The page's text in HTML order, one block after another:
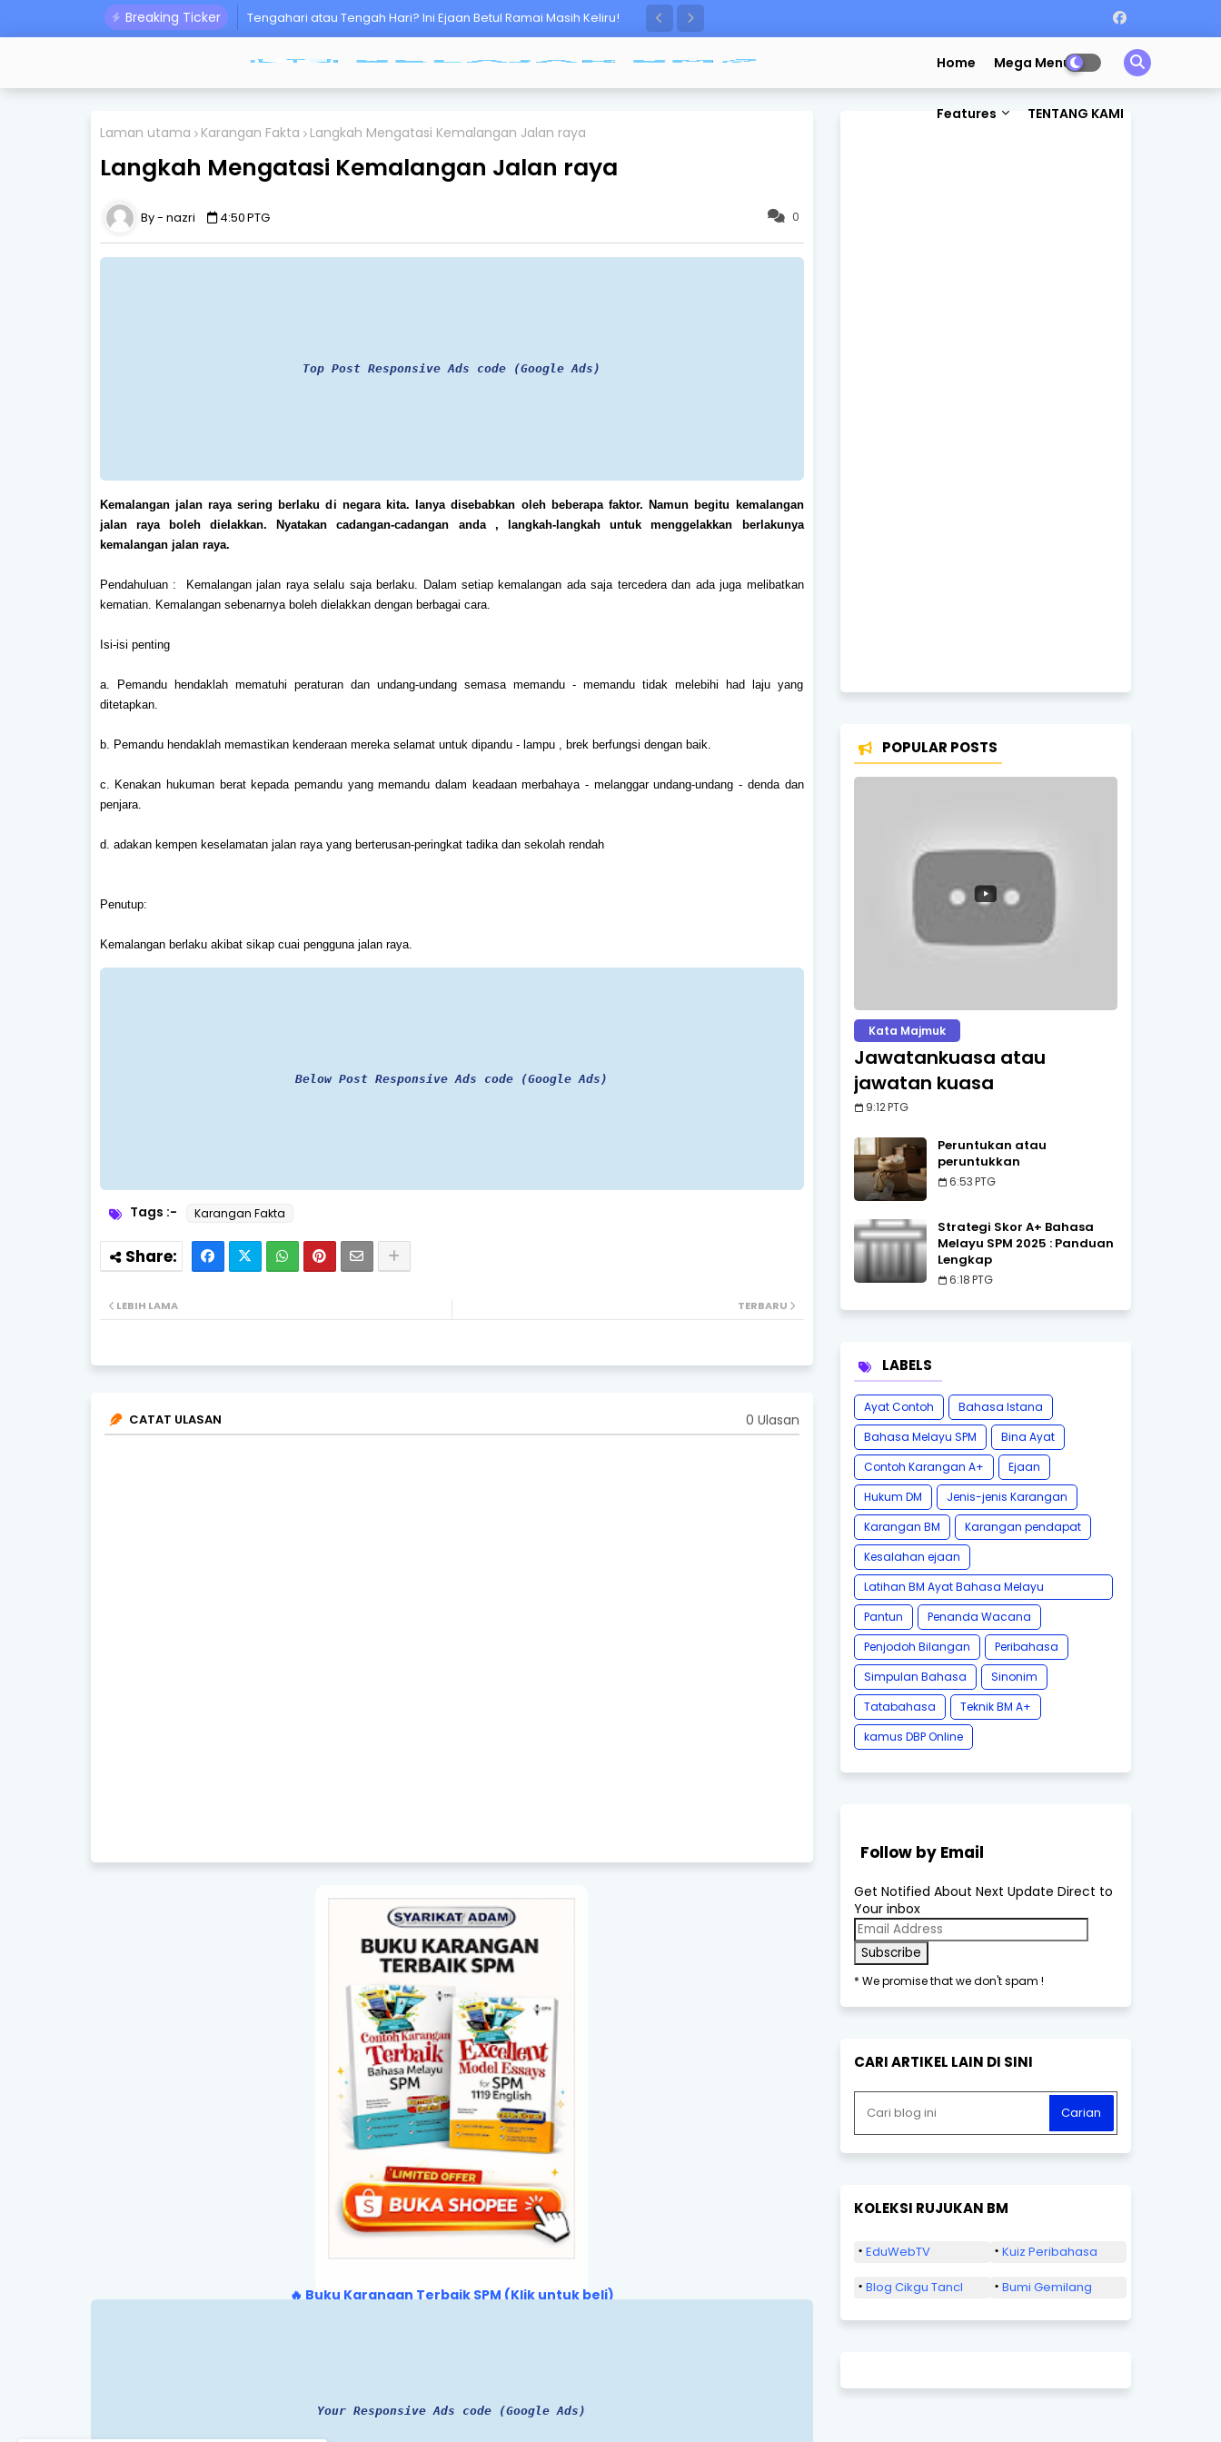
Breaking Ticker Tengahari atau Tengah Hari? Ini Ejaan Betul Ramai Masih Keliru!
Home Mega Menu
Features
TENTANG KAMI
Laman utama
Karangan Fakta Langkah Mengatasi Kemalangan Jalan raya
Langkah Mengatasi Kemalangan Jalan raya
0
nazri 4:50 PTG
Top Post Responsive Ads code (Google Ads)
Kemalangan jalan raya sering berlaku di negara kita. Ianya disebabkan oleh beberapa faktor. Namun begitu kemalangan
jalan raya boleh dielakkan. Nyatakan cadangan-cadangan anda , langkah-langkah untuk menggelakkan berlakunya
kemalangan jalan raya.
Pendahuluan : Kemalangan jalan raya selalu saja berlaku. Dalam setiap kemalangan ada saja tercedera dan ada juga melibatkan
kematian. Kemalangan sebenarnya boleh dielakkan dengan berbagai cara.
Isi-isi penting
a. Pemandu hendaklah mematuhi peraturan dan undang-undang semasa memandu - memandu tidak melebihi had laju yang
ditetapkan.
b. Pemandu hendaklah memastikan kenderaan mereka selamat untuk dipandu - lampu , brek berfungsi dengan baik.
c. Kenakan hukuman berat kepada pemandu yang memandu dalam keadaan merbahaya - melanggar undang-undang - denda dan
penjara.
d. adakan kempen keselamatan jalan raya yang berterusan-peringkat tadika dan sekolah rendah
Penutup:
Kemalangan berlaku akibat sikap cuai pengguna jalan raya.
Below Post Responsive Ads code (Google Ads)
Tags :- Karangan Fakta
TERBARU
LEBIH LAMA
CATAT ULASAN 0 Ulasan
🔥 Buku Karangan Terbaik SPM (Klik untuk beli)
Your Responsive Ads code (Google Ads)
POPULAR POSTS
Kata Majmuk
Jawatankuasa atau
jawatan kuasa
9:12 PTG
Peruntukan atau
peruntukkan
6:53 PTG
Strategi Skor A+ Bahasa
Melayu SPM 2025 : Panduan
Lengkap
6:18 PTG
LABELS
Ayat Contoh
Bahasa Istana
Bahasa Melayu SPM
Bina Ayat
Contoh Karangan A+
Ejaan
Hukum DM
Jenis-jenis Karangan
Karangan BM
Karangan pendapat
Kesalahan ejaan
Latihan BM Ayat Bahasa Melayu
Karangan SPM Tatabahasa
Pantun
Penanda Wacana
Penjodoh Bilangan
Peribahasa
Simpulan Bahasa
Sinonim
Tatabahasa
Teknik BM A+
kamus DBP Online
Follow by Email
Get Notified About Next Update Direct to
Your inbox
* We promise that we don't spam !
CARI ARTIKEL LAIN DI SINI
KOLEKSI RUJUKAN BM
EduWebTV Kuiz Peribahasa
Blog Cikgu Tancl Bumi Gemilang